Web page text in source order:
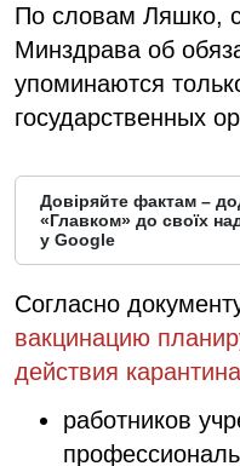
По словам Ляшко,
Минздрава об
упоминаются
государственных
Довіряйте фактам –
«Главком» до своїх
у Google
Согласно
вакцинацию
действия
работников